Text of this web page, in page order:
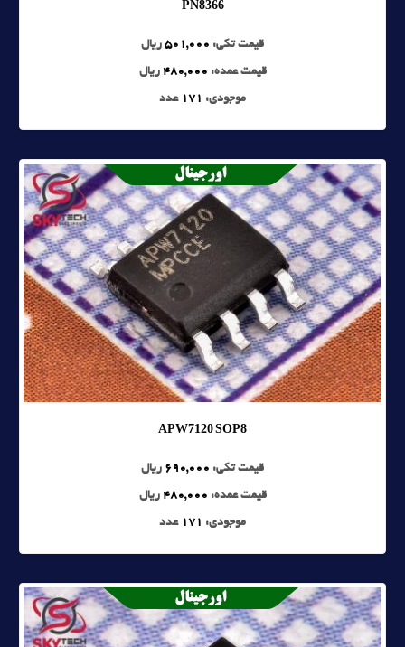
قیمت تکی: 501,000 ریال
قیمت عمده: 480,000 ریال
موجودی: 171 عدد
APW7120 SOP8
قیمت تکی: 690,000 ریال
قیمت عمده: 480,000 ریال
موجودی: 171 عدد